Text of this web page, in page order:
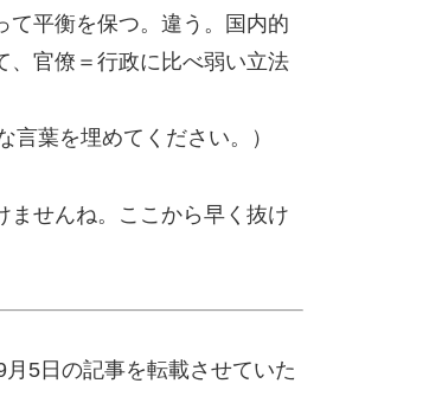
て平衡を保つ。違う。国内的
、官僚＝行政に比べ弱い立法
葉を埋めてください。）
ませんね。ここから早く抜け
5日の記事を転載させていた